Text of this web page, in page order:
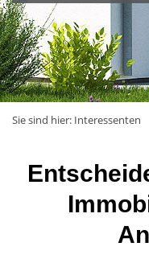
Sie sind hier: Interessenten